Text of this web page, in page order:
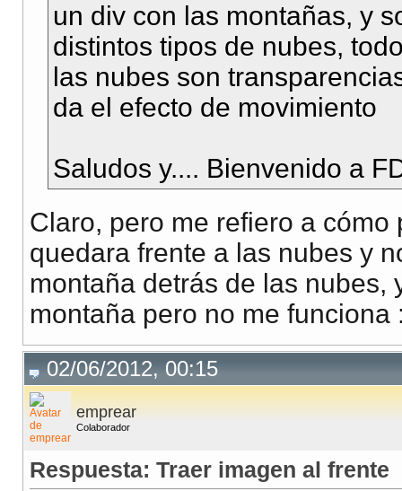
un div con las montañas, y
distintos tipos de nubes,
las nubes son
da el efecto de movimiento
Saludos y.... Bienvenido a
Claro, pero me refiero a
quedara frente a las nubes y
montaña detrás de las
montaña pero no me
02/06/2012, 00:15
emprear
Colaborador
Respuesta: Traer imagen al frente